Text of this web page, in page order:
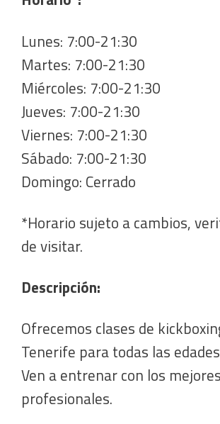
Lunes: 7:00-21:30
Martes: 7:00-21:30
Miércoles: 7:00-21:30
Jueves: 7:00-21:30
Viernes: 7:00-21:30
Sábado: 7:00-21:30
Domingo: Cerrado
*Horario sujeto a cambios,
de visitar.
Descripción:
Ofrecemos clases de
Tenerife para todas las
Ven a entrenar con los mejores
profesionales.